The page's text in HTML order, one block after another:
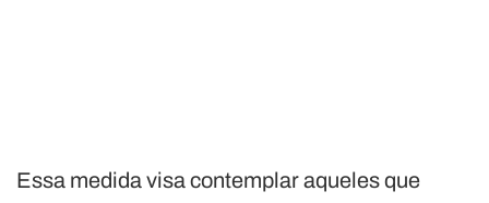
Essa medida visa contemplar aqueles que